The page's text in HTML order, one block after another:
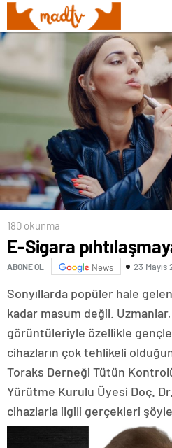
180 okunma
E-Sigara
ABONE OL News 23 Mayıs
Sonyıllarda popüler hale
kadar masum değil.
görüntüleriyle özellikle
cihazların çok tehlikeli
Toraks Derneği Tütün
Yürütme Kurulu Üyesi Doç.
cihazlarla ilgili gerçekleri şöyle